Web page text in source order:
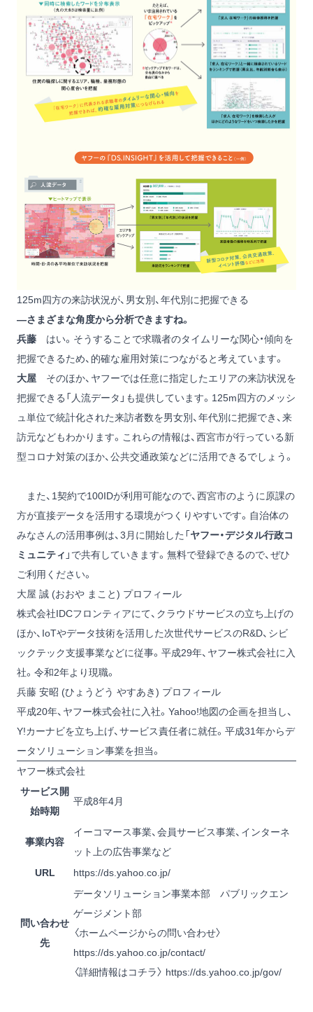
125m四方の来訪状況が、男女別、年代別に把握できる
―さまざまな角度から分析できますね。
兵藤 はい。そうすることで求職者のタイムリーな関心・傾向を
把握できるため、的確な雇用対策につながると考えています。
大屋 そのほか、ヤフーでは任意に指定したエリアの来訪状況を
把握できる「人流データ」も提供しています。125m四方のメッシ
ュ単位で統計化された来訪者数を男女別、年代別に把握でき、来
訪元などもわかります。これらの情報は、西宮市が行っている新
型コロナ対策のほか、公共交通政策などに活用できるでしょう。
また、1契約で100IDが利用可能なので、西宮市のように原課の
方が直接データを活用する環境がつくりやすいです。自治体の
みなさんの活用事例は、3月に開始した「 ヤフー・デジタル行政コ
ミュニティ 」で共有していきます。無料で登録できるので、ぜひ
ご利用ください。
大屋 誠 (おおや まこと) プロフィール
株式会社IDCフロンティアにて、クラウドサービスの立ち上げの
ほか、IoTやデータ技術を活用した次世代サービスのR&D、シビ
ックテック支援事業などに従事。平成29年、ヤフー株式会社に入
社。令和2年より現職。
兵藤 安昭 (ひょうどう やすあき) プロフィール
平成20年、ヤフー株式会社に入社。Yahoo!地図の企画を担当し、
Y!カーナビを立ち上げ、サービス責任者に就任。平成31年からデ
ータソリューション事業を担当。
ヤフー株式会社
サービス開
始時期
平成8年4月
事業内容
イーコマース事業、会員サービス事業、インターネ
ット上の広告事業など
URL
https://ds.yahoo.co.jp/
問い合わせ
先
データソリューション事業本部 パブリックエン
ゲージメント部
〈ホームページからの問い合わせ〉
https://ds.yahoo.co.jp/contact/
〈詳細情報はコチラ〉 https://ds.yahoo.co.jp/gov/